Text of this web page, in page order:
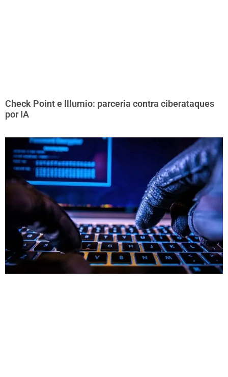
Check Point e Illumio: parceria contra ciberataques
por IA